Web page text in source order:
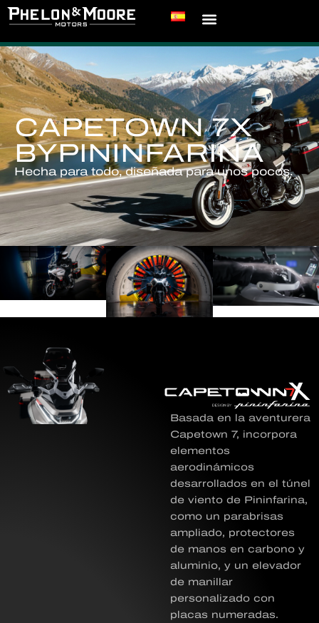
CAPETOWN 7X
BYPININFARINA
Hecha para todo, diseñada para unos pocos.
Basada en la aventurera
Capetown 7, incorpora
elementos
aerodinámicos
desarrollados en el túnel
de viento de Pininfarina,
como un parabrisas
ampliado, protectores
de manos en carbono y
aluminio, y un elevador
de manillar
personalizado con
placas numeradas.